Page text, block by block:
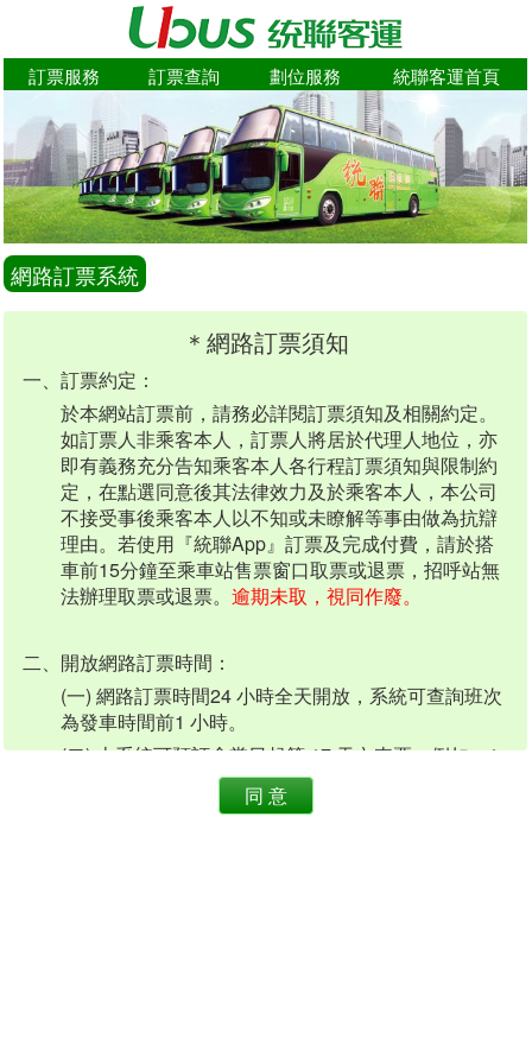
訂票服務 訂票查詢 劃位服務 統聯客運首頁
網路訂票系統
＊網路訂票須知
一、訂票約定：
於本網站訂票前，請務必詳閱訂票須知及相關約定。
如訂票人非乘客本人，訂票人將居於代理人地位，亦
即有義務充分告知乘客本人各行程訂票須知與限制約
定，在點選同意後其法律效力及於乘客本人，本公司
不接受事後乘客本人以不知或未瞭解等事由做為抗辯
理由。若使用『統聯App』訂票及完成付費，請於搭
車前15分鐘至乘車站售票窗口取票或退票，招呼站無
法辦理取票或退票。 逾期未取，視同作廢。
二、開放網路訂票時間：
(一) 網路訂票時間24 小時全天開放，系統可查詢班次
為發車時間前1 小時。
(二) 本系統可預訂含當日起算 17 天內車票。例如：1
月 1日可預訂1月1日至 1月 17日車班。
※如遇連續假期，開放可預售日期將另行公告。
同 意